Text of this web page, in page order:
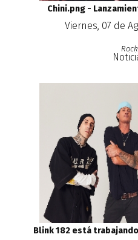
Chini.png -
Viernes, 07 de
Rock
Blink 182 está